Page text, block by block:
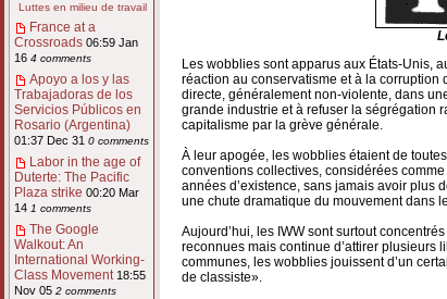
Luttes en milieu de travail
France at a
Crossroads 06:59 Jan
16 4 comments
Apoyo a los y las
Trabajadoras de los
Servicios Públicos en
Rosario (Argentina)
01:37 Dec 31 0 comments
Labor in the age of
Duterte: The Pacific
Plaza strike 00:20 Mar
14 1 comments
The Google
Walkout: An
International Working-
Class Movement 18:55
Nov 05 2 comments
Les wobblies sont apparus aux États-Unis,
réaction au conservatisme et à la corruption
directe, généralement non-violente, dans
grande industrie et à refuser la ségrégation
capitalisme par la grève générale.
À leur apogée, les wobblies étaient de
conventions collectives, considérées
années d’existence, sans jamais avoir plus
une chute dramatique du mouvement dans
Aujourd’hui, les IWW sont surtout
reconnues mais continue d’attirer plusieurs
communes, les wobblies jouissent d’un
de classiste».